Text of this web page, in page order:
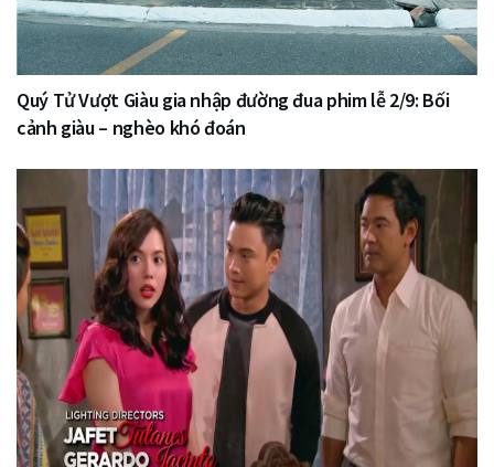
Quý Tử Vượt Giàu gia nhập đường đua phim lễ 2/9: Bối
cảnh giàu – nghèo khó đoán